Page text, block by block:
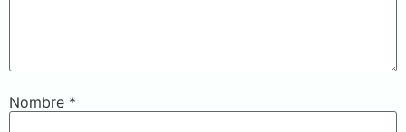
Nombre *